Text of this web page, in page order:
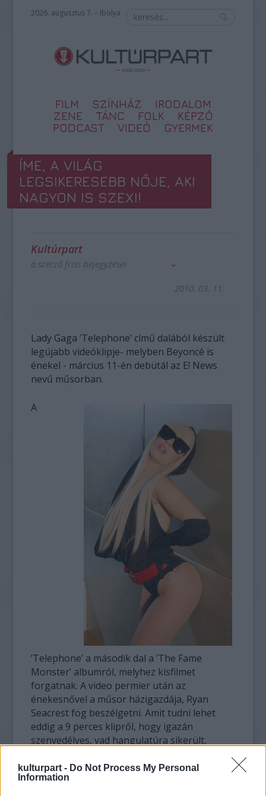
kulturpart - Do Not Process My Personal
Information
2026. augusztus 7. – Ibolya
FILM SZÍNHÁZ
IRODALOM
ZENE
TÁNC FOLK
KÉPZŐ
PODCAST
VIDEÓ GYERMEK
ÍME, A VILÁG
LEGSIKERESEBB NŐJE, AKI
NAGYON IS SZEXI!
Kultúrpart
a szerző friss bejegyzései
2010. 03. 11.
Lady Gaga ’Telephone’ című dalából készült
legújabb videóklipje- melyben Beyoncé is
énekel - március 11-én debütál az E! News
nevű műsorban.
A
’Telephone’ a második dal a ’The Fame
Monster’ albumról, melyhez kisfilmet
forgatnak. A video permier után az
énekesnővel a műsor házigazdája, Ryan
Seacrest fog beszélgetni. Amit tudni lehet
eddig a 9 perces klipről, hogy igazán
szenvedélyes, vad hangulatúra sikerült,
stílusa, lélegzetelállító ruhakölteményei és
szintén elképesztő haj és smink viselete is